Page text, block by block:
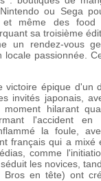
ou Sega
et même des food
sa troisième
un rendez-vous
locale passionnée.
victoire épique d'un
invités japonais,
hilarant
l'accident en
la foule,
français qui a mixé
comme
les novices,
Bros en tête) ont